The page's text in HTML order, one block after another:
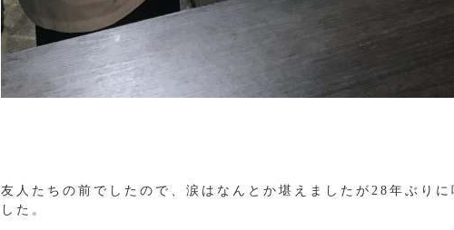
友人たちの前でしたので、涙はなんとか堪えましたが28年ぶり
した。